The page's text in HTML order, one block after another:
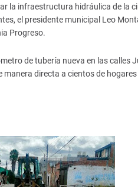
la infraestructura hidráulica de la
el presidente municipal Leo
Progreso.
de tubería nueva en las calles
directa a cientos de hogares